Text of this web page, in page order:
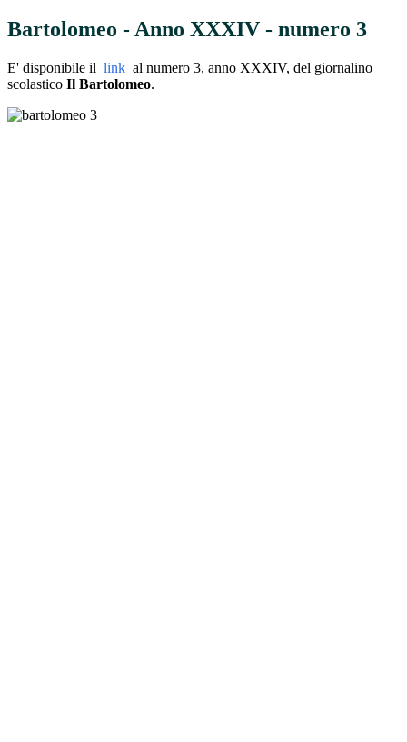
Bartolomeo - Anno XXXIV - numero 3
E' disponibile il link al numero 3, anno XXXIV, del giornalino
scolastico Il Bartolomeo.